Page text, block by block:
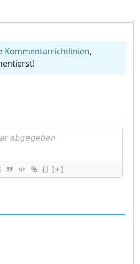
Kommentarrichtlinien,
{} [+]